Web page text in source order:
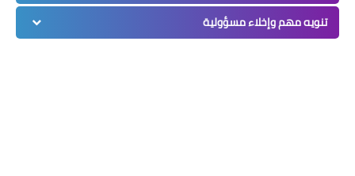
تنويه مهم وإخلاء مسؤولية